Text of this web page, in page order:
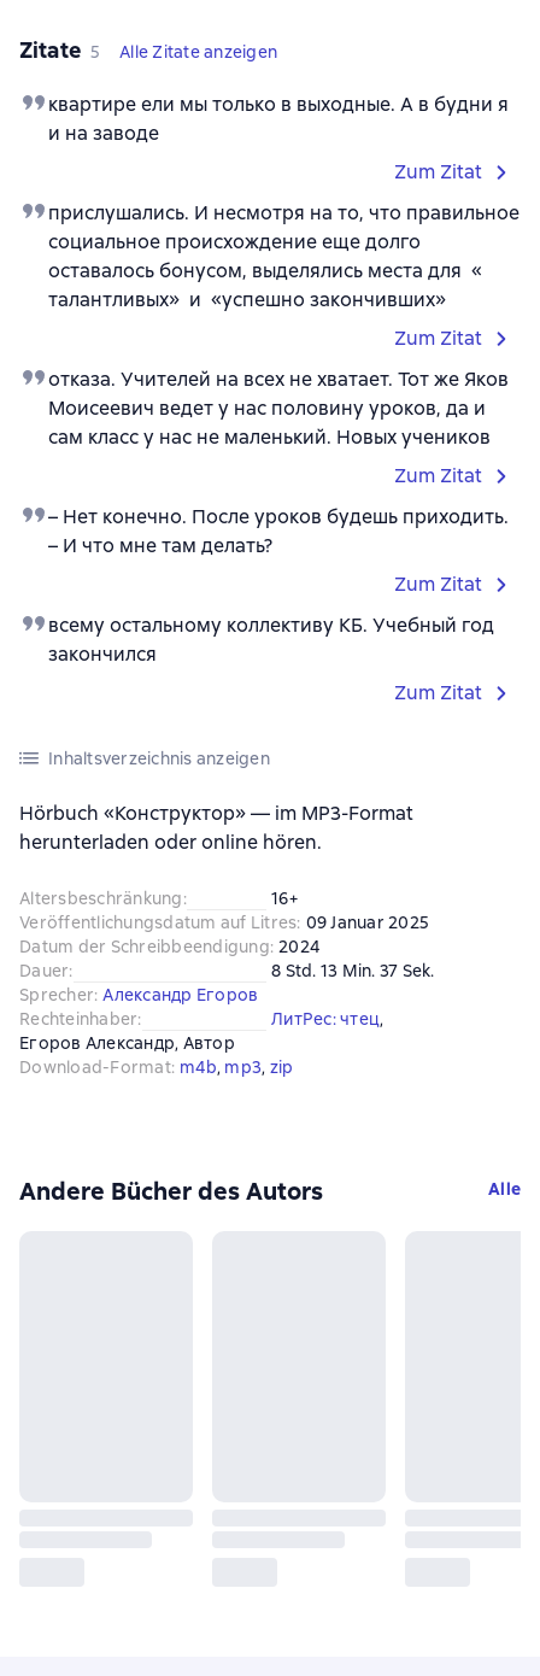
Zitate 5 Alle Zitate anzeigen
квартире ели мы только в выходные. А в будни я
и на заводе
Zum Zitat
прислушались. И несмотря на то, что правильное
социальное происхождение еще долго
оставалось бонусом, выделялись места для «
талантливых» и «успешно закончивших»
Zum Zitat
отказа. Учителей на всех не хватает. Тот же Яков
Моисеевич ведет у нас половину уроков, да и
сам класс у нас не маленький. Новых учеников
Zum Zitat
– Нет конечно. После уроков будешь приходить.
– И что мне там делать?
Zum Zitat
всему остальному коллективу КБ. Учебный год
закончился
Zum Zitat
Inhaltsverzeichnis anzeigen
Hörbuch «Конструктор» — im MP3-Format
herunterladen oder online hören.
Altersbeschränkung:
16+
Veröffentlichungsdatum auf Litres: 09 Januar 2025
Datum der Schreibbeendigung: 2024
Dauer:
8 Std. 13 Min. 37 Sek.
Sprecher: Александр Егоров
Rechteinhaber: ЛитРес: чтец,
Егоров Александр, Автор
Download-Format: m4b, mp3, zip
Andere Bücher des Autors Alle